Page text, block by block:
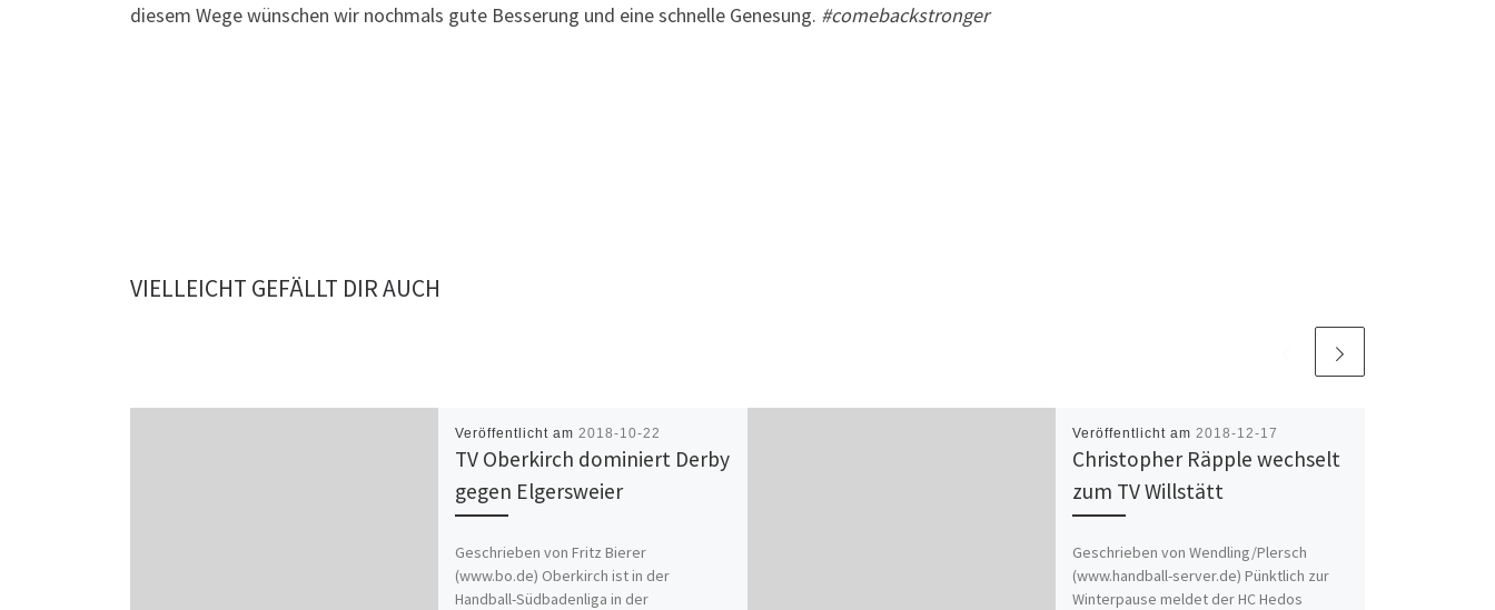
diesem Wege wünschen wir nochmals gute Besserung und eine schnelle Genesung. #comebackstronger
VIELLEICHT GEFÄLLT DIR AUCH
Veröffentlicht am 2018-10-22
TV Oberkirch dominiert Derby
gegen Elgersweier
Geschrieben von Fritz Bierer
(www.bo.de) Oberkirch ist in der
Handball-Südbadenliga in der
Veröffentlicht am 2018-12-17
Christopher Räpple wechselt
zum TV Willstätt
Geschrieben von Wendling/Plersch
(www.handball-server.de) Pünktlich zur
Winterpause meldet der HC Hedos